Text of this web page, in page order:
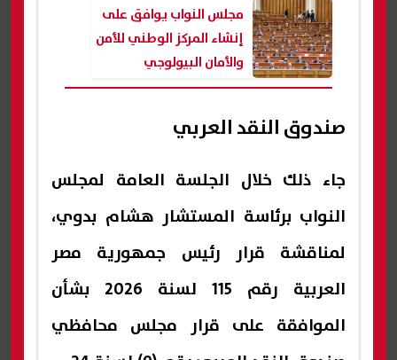
مجلس النواب يوافق على
إنشاء المركز الوطني للأمن
والأمان البيولوجي
صندوق النقد العربي
جاء ذلك خلال الجلسة العامة لمجلس
النواب برئاسة المستشار هشام بدوي،
لمناقشة قرار رئيس جمهورية مصر
العربية رقم 115 لسنة 2026 بشأن
الموافقة على قرار مجلس محافظي